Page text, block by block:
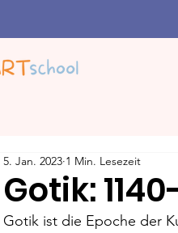
Gotik:
5. Jan. 2023 1 Min. Lesezeit
Gotik ist die Epoche der